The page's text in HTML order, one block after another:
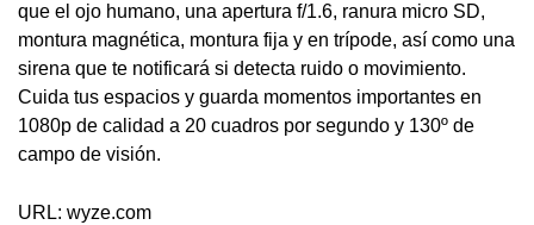
que el ojo humano, una apertura f/1.6, ranura micro SD,
montura magnética, montura fija y en trípode, así como una
sirena que te notificará si detecta ruido o movimiento.
Cuida tus espacios y guarda momentos importantes en
1080p de calidad a 20 cuadros por segundo y 130º de
campo de visión.
URL: wyze.com